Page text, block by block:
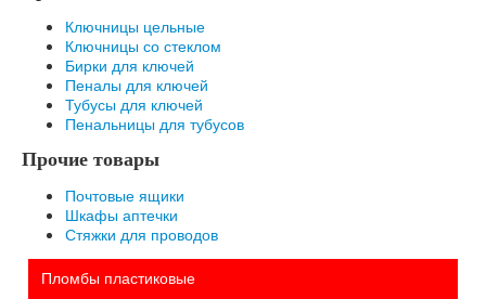
Ключницы цельные
Ключницы со стеклом
Бирки для ключей
Пеналы для ключей
Тубусы для ключей
Пенальницы для тубусов
Прочие товары
Почтовые ящики
Шкафы аптечки
Стяжки для проводов
Пломбы пластиковые